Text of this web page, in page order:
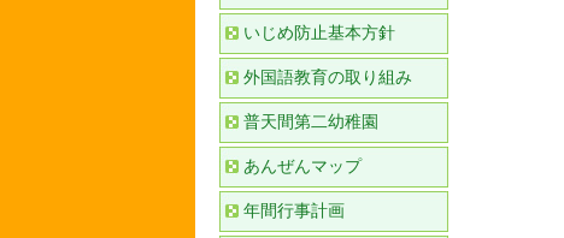
いじめ防止基本方針
外国語教育の取り組み
普天間第二幼稚園
あんぜんマップ
年間行事計画